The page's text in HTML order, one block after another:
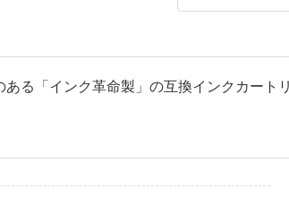
る「インク革命製」の互換インクカート